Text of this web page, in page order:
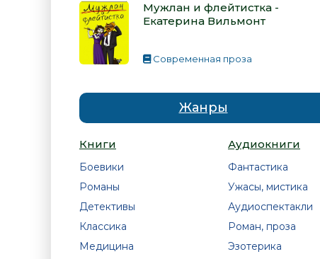
Мужлан и флейтистка -
Екатерина Вильмонт
Современная проза
Жанры
Книги
Боевики
Романы
Детективы
Классика
Медицина
Аудиокниги
Фантастика
Ужасы, мистика
Аудиоспектакли
Роман, проза
Эзотерика